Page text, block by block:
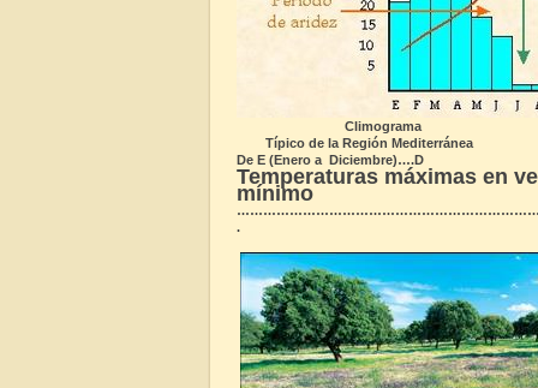
Climograma
Típico de la Región Mediterránea
De E (Enero a Diciembre)….D
Temperaturas máximas en
mínimo
.